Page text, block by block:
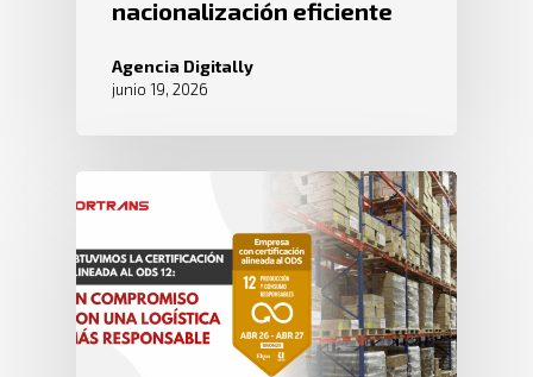
nacionalización eficiente
Agencia Digitally
junio 19, 2026